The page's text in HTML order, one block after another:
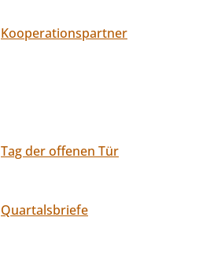
Kooperationspartner
Tag der offenen Tür
Quartalsbriefe